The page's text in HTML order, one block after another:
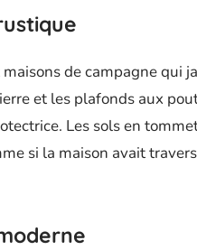
de campagne qui
et les plafonds aux
Les sols en
si la maison avait